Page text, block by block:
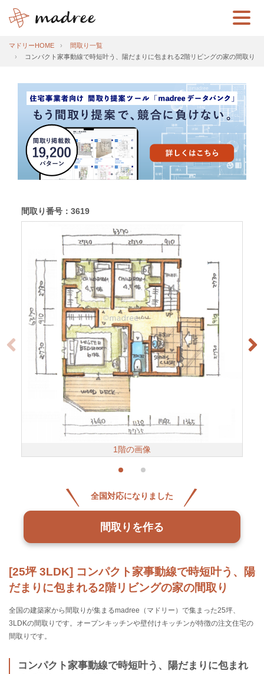
マドリーHOME
間取り一覧
コンパクト家事動線で時短叶う、陽だまりに包まれる2階リビングの家の間取り
[25坪 3LDK] コンパクト家事動線で時短叶う、陽
だまりに包まれる2階リビングの家の間取り
全国の建築家から間取りが集まるmadree（マドリー）で集まった25坪、
3LDKの間取りです。オープンキッチンや壁付けキッチンが特徴の注文住宅の
間取りです。
コンパクト家事動線で時短叶う、陽だまりに包まれ
間取り番号：3619
1階の画像
全国対応になりました
間取りを作る